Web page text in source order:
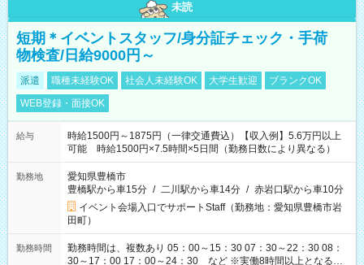
未読
短期＊イベントスタッフ/身分証チェック・手荷
物検査/日給9000円～
派遣 職種未経験OK 社会人未経験OK 大学生歓迎
ブランクOK
WEB登録・面接OK
給与
時給1500円～1875円（一律交通費込）【収入例】5.6万円以上
可能 時給1500円×7.5時間×5日間（勤務日数により異なる）
勤務地
愛知県豊橋市
豊橋駅から車15分 / 二川駅から車14分 / 赤岩口駅から車10分
イベント会場入口でサポートStaff（勤務地：愛知県豊橋市岩
田町）
勤務時間
勤務時間は、複数あり 05：00～15：30 07：30～22：30 08：
30～17：00 17：00～24：30 など ※実働8時間以上となる勤